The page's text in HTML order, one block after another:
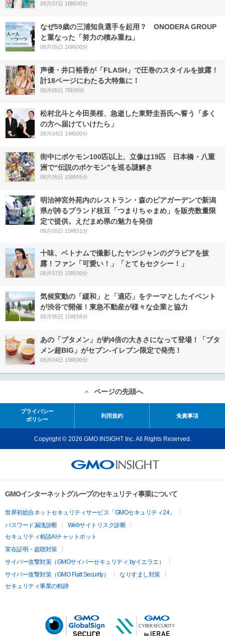
08月07日 18時00分
なぜ59歳の三浦知良選手を起用？ ONODERA GROUP
と重なった「努力の積み重ね」
08月05日 16時00分
声優・井口裕香が「FLASH」で圧巻のスタイルを披露！
計18ページにわたる大特集に！
08月05日 7時00分
松村北斗と今田美桜、急逝した東野圭吾氏へ誓う「多く
の方へ届けていけたら」
08月04日 14時00分
街中にポケモン100匹以上、立像は19匹 日本橋・八重
洲で“伝説のポケモン”を巡る謎解き
08月05日 15時55分
明治神宮外苑内のレストラン・森のビアガーデンで新潟
県が誇るブランド枝豆「つまりちゃまめ」を販売数量限
定で提供。えだまめ県の魅力を発信
08月05日 15時51分
十味、ベトナムで撮影したヤンジャンのグラビアを披
露！ファン「可愛い！」「とてもセクシー！」
08月07日 15時00分
気候変動の「緩和」と「適応」をテーマとしたイベント
が渋谷で開催！東急不動産が様々な企業と協力
08月05日 15時56分
あの「ブタメン」が約4倍の大きさになって登場！「ブタ
メン超BIG」がセブン‐イレブン限定で発売！
08月04日 19時00分
ページの先頭へ
プライバシー
ポリシー
利用規約 免責事項
Copyright © 2026 GMO INSIGHT Inc. All Rights Reserved.
GMOインターネットグループのセキュリティ事業について
世界初総合ネットセキュリティサービス「GMOセキュリティ24」
パスワード漏洩診断
Webサイトリスク診断
セキュリティ相談AIチャットボット
実在証明・盗聴対策
サイバー攻撃対策（GMOサイバーセキュリティ byイエラエ）
サイバー攻撃対策（GMO Flatt Security）
なりすまし対策
セキュリティ事業の軌跡